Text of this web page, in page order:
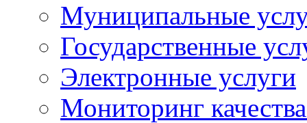
Муниципальные
Государственные
Электронные услуги
Мониторинг